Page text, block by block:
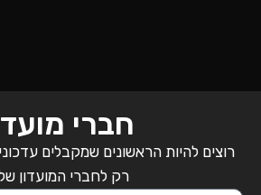
חברי
רוצים להיות הראשונים שמקבלים
רק לחברי המועדון